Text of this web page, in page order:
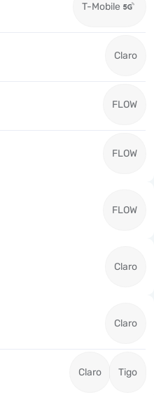
T-Mobile
Claro
FLOW
FLOW
FLOW
Claro
Claro
Claro Tigo